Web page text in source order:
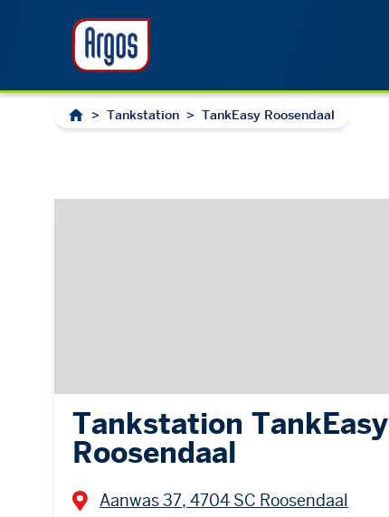
> Tankstation > TankEasy Roosendaal
Tankstation TankEasy
Roosendaal
Aanwas 37, 4704 SC Roosendaal